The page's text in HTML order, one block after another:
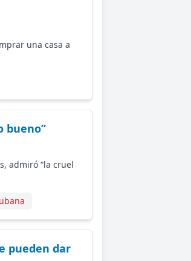
una casa a
bueno”
admiró “la cruel
pueden dar